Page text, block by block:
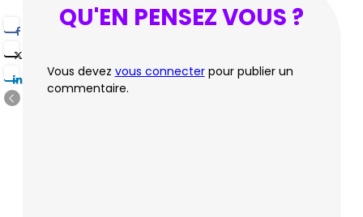
QU'EN PENSEZ VOUS ?
Vous devez vous connecterpour publier un
commentaire.